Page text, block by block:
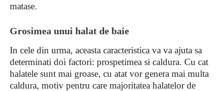
matase.
Grosimea unui halat de baie
In cele din urma, aceasta caracteristica va va ajuta sa
determinati doi factori: prospetimea si caldura. Cu cat
halatele sunt mai groase, cu atat vor genera mai multa
caldura, motiv pentru care majoritatea halatelor de